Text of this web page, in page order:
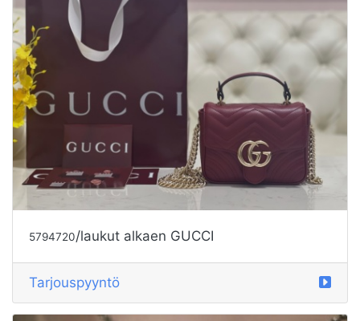
5794720/laukut alkaen GUCCI
Tarjouspyyntö